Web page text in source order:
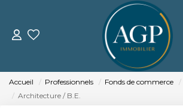
ACHETER
Accueil Professionnels Fonds de commerce
Architecture / B.E.